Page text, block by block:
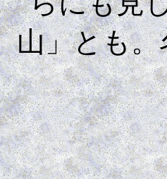
山」とも